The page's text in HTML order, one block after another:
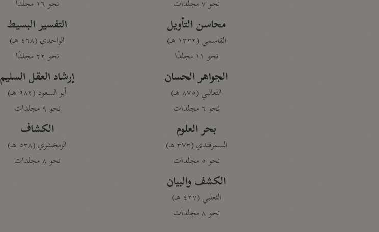
نحو ٧ مجلدات
محاسن التأويل
القاسمي (١٣٣٢ هـ)
نحو ١١ مجلدًا
الجواهر الحسان
الثعالبي (٨٧٥ هـ)
نحو ٦ مجلدات
بحر العلوم
السمرقندي (٣٧٣ هـ)
نحو ٥ مجلدات
الكشف والبيان
الثعلبي (٤٢٧ هـ)
نحو ٨ مجلدات
نحو ١٦ مجلدًا
التفسير البسيط
الواحدي (٤٦٨ هـ)
نحو ٢٢ مجلدًا
إرشاد العقل السليم
أبو السعود (٩٨٢ هـ)
نحو ٩ مجلدات
الكشاف
الزمخشري (٥٣٨ هـ)
نحو ٨ مجلدات